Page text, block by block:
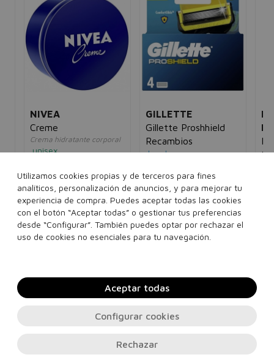
NIVEA
Creme
Crema hidratante corporal
unisex
30 ml 75 ml 150 ml
150 ml 250 ml
400 ml
GILLETTE
Gillette Proshhield
Recambios
hombre
4 unidades
Utilizamos cookies propias y de terceros para fines
analíticos, personalización de anuncios, y para mejorar tu
experiencia de compra. Puedes aceptar todas las cookies
con el botón “Aceptar todas” o gestionar tus preferencias
desde “Configurar”. También puedes optar por rechazar el
uso de cookies no esenciales para tu navegación.
Rechazar
Configurar cookies
Aceptar todas